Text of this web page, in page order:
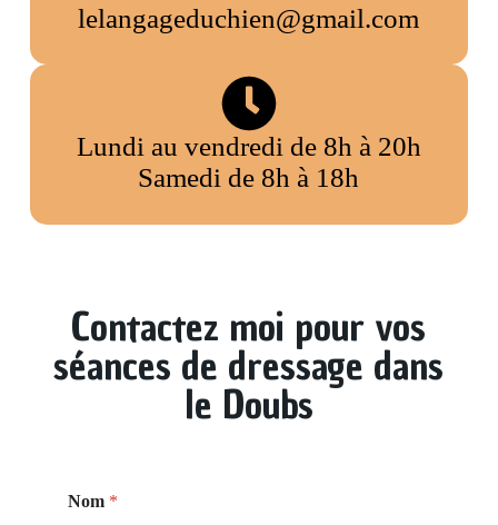
lelangageduchien@gmail.com
Lundi au vendredi de 8h à 20h
Samedi de 8h à 18h
Contactez moi pour vos
séances de dressage dans
le Doubs
e
Nom *